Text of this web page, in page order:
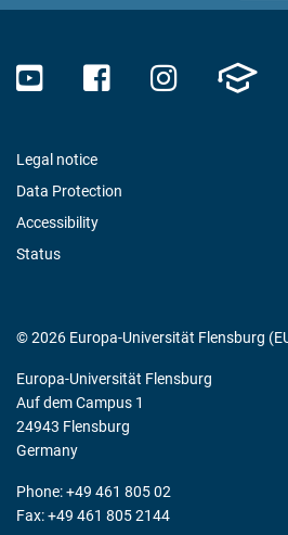
Legal notice
Data Protection
Accessibility
Status
© 2026 Europa-Universität Flensburg
Europa-Universität Flensburg
Auf dem Campus 1
24943 Flensburg
Germany
Phone: +49 461 805 02
Fax: +49 461 805 2144